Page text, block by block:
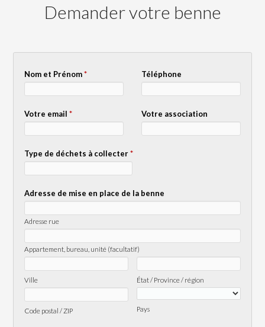
Demander votre benne
Nom et Prénom* Téléphone
Votre email* Votre association
Type de déchets à collecter*
Adresse de mise en place de la benne
Adresse rue
Appartement, bureau, unité (facultatif)
Ville État / Province / région
Code postal / ZIP Pays